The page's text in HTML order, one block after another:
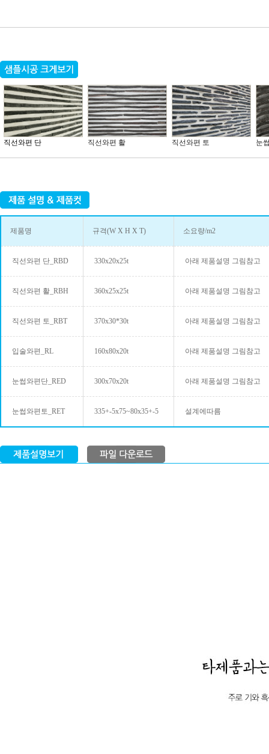
직선와편 단 직선와편 활 직선와편 토 눈
제품명 규격(W X H X T) 소요량/m2
직선와편 단_RBD 330x20x25t 아래 제품설명 그림참고
직선와편 활_RBH 360x25x25t 아래 제품설명 그림참고
직선와편 토_RBT 370x30*30t 아래 제품설명 그림참고
입술와편_RL 160x80x20t 아래 제품설명 그림참고
눈썹와편단_RED 300x70x20t 아래 제품설명 그림참고
눈썹와편토_RET 335+-5x75~80x35+-5 설계에따름